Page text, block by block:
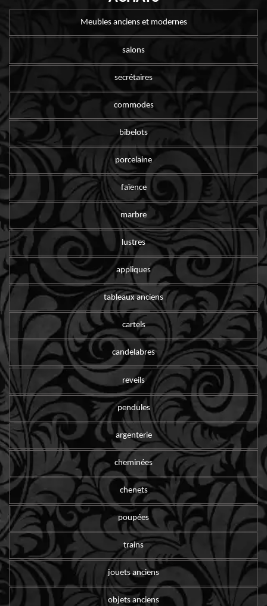
Meubles anciens et modernes
salons
secrétaires
commodes
bibelots
porcelaine
faïence
marbre
lustres
appliques
tableaux anciens
cartels
candelabres
reveils
pendules
argenterie
cheminées
chenets
poupées
trains
jouets anciens
objets anciens